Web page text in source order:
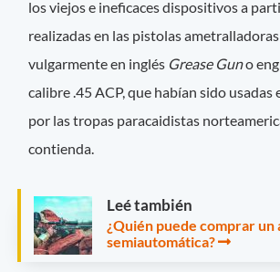
los viejos e ineficaces dispositivos a
realizadas en las pistolas
vulgarmente en inglés Grease Guno
calibre .45 ACP, que habían sido usadas
por las tropas paracaidistas
contienda.
Leé también
¿Quién puede comprar un
semiautomática?